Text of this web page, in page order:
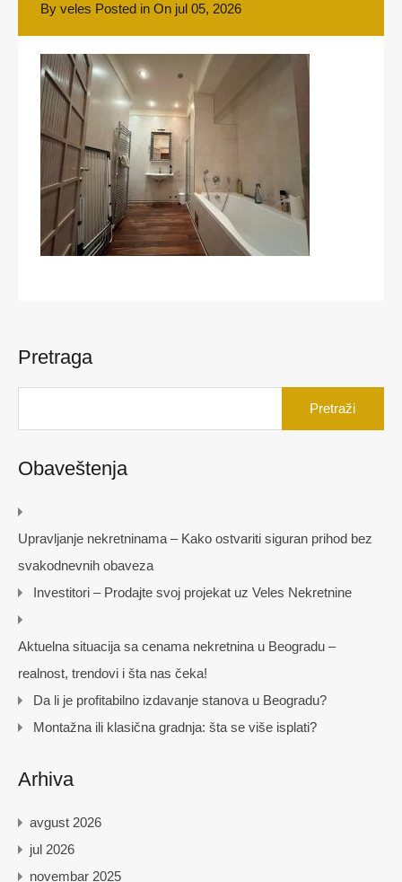
By veles Posted in On jul 05, 2026
Pretraga
Obaveštenja
Upravljanje nekretninama – Kako ostvariti siguran prihod bez
svakodnevnih obaveza
Investitori – Prodajte svoj projekat uz Veles Nekretnine
Aktuelna situacija sa cenama nekretnina u Beogradu –
realnost, trendovi i šta nas čeka!
Da li je profitabilno izdavanje stanova u Beogradu?
Montažna ili klasična gradnja: šta se više isplati?
Arhiva
avgust 2026
jul 2026
novembar 2025